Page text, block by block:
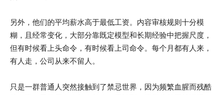
另外，他们的平均薪水高于最低工资。内容审核规则十分模
糊，且经常变化，大部分靠既定模型和长期经验中把握尺度，
但有时候看上头命令，有时候看上司命令。每个月都有人来，
有人走，公司从来不留人。
只是一群普通人突然接触到了禁忌世界，因为频繁血腥而残酷